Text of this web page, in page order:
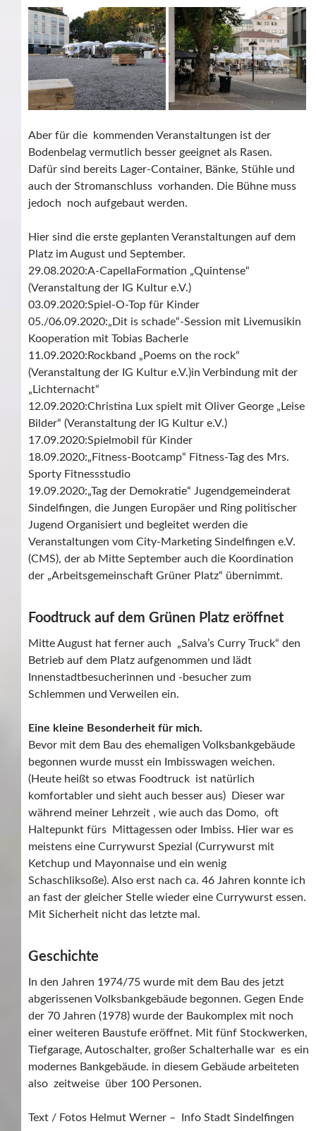
Aber für die kommenden Veranstaltungen ist der
Bodenbelag vermutlich besser geeignet als Rasen.
Dafür sind bereits Lager-Container, Bänke, Stühle und
auch der Stromanschluss vorhanden. Die Bühne muss
jedoch noch aufgebaut werden.
Hier sind die erste geplanten Veranstaltungen auf dem
Platz im August und September.
29.08.2020:A-CapellaFormation „Quintense“
(Veranstaltung der IG Kultur e.V.)
03.09.2020:Spiel-O-Top für Kinder
05./06.09.2020:„Dit is schade“-Session mit Livemusikin
Kooperation mit Tobias Bacherle
11.09.2020:Rockband „Poems on the rock“
(Veranstaltung der IG Kultur e.V.)in Verbindung mit der
„Lichternacht“
12.09.2020:Christina Lux spielt mit Oliver George „Leise
Bilder“ (Veranstaltung der IG Kultur e.V.)
17.09.2020:Spielmobil für Kinder
18.09.2020:„Fitness-Bootcamp“ Fitness-Tag des Mrs.
Sporty Fitnessstudio
19.09.2020:„Tag der Demokratie“ Jugendgemeinderat
Sindelfingen, die Jungen Europäer und Ring politischer
Jugend Organisiert und begleitet werden die
Veranstaltungen vom City-Marketing Sindelfingen e.V.
(CMS), der ab Mitte September auch die Koordination
der „Arbeitsgemeinschaft Grüner Platz“ übernimmt.
Foodtruck auf dem Grünen Platz eröffnet
Mitte August hat ferner auch „Salva’s Curry Truck“ den
Betrieb auf dem Platz aufgenommen und lädt
Innenstadtbesucherinnen und -besucher zum
Schlemmen und Verweilen ein.
Eine kleine Besonderheit für mich.
Bevor mit dem Bau des ehemaligen Volksbankgebäude
begonnen wurde musst ein Imbisswagen weichen.
(Heute heißt so etwas Foodtruck ist natürlich
komfortabler und sieht auch besser aus) Dieser war
während meiner Lehrzeit , wie auch das Domo, oft
Haltepunkt fürs Mittagessen oder Imbiss. Hier war es
meistens eine Currywurst Spezial (Currywurst mit
Ketchup und Mayonnaise und ein wenig
Schaschliksoße). Also erst nach ca. 46 Jahren konnte ich
an fast der gleicher Stelle wieder eine Currywurst essen.
Mit Sicherheit nicht das letzte mal.
Geschichte
In den Jahren 1974/75 wurde mit dem Bau des jetzt
abgerissenen Volksbankgebäude begonnen. Gegen Ende
der 70 Jahren (1978) wurde der Baukomplex mit noch
einer weiteren Baustufe eröffnet. Mit fünf Stockwerken,
Tiefgarage, Autoschalter, großer Schalterhalle war es ein
modernes Bankgebäude. in diesem Gebäude arbeiteten
also zeitweise über 100 Personen.
Text / Fotos Helmut Werner – Info Stadt Sindelfingen